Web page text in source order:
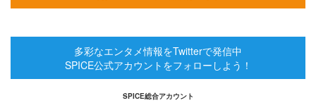
多彩なエンタメ情報をTwitterで発信中
SPICE公式アカウントをフォローしよう！
SPICE総合アカウント